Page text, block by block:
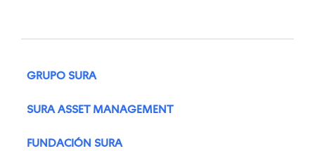
GRUPO SURA
SURA ASSET MANAGEMENT
FUNDACIÓN SURA